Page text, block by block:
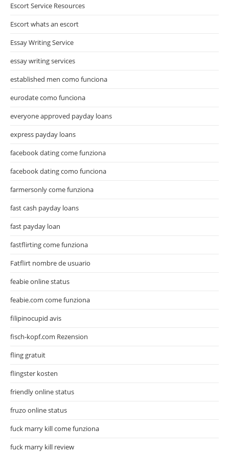
Escort Service Resources
Escort whats an escort
Essay Writing Service
essay writing services
established men como funciona
eurodate como funciona
everyone approved payday loans
express payday loans
facebook dating come funziona
facebook dating como funciona
farmersonly come funziona
fast cash payday loans
fast payday loan
fastflirting come funziona
Fatflirt nombre de usuario
feabie online status
feabie.com come funziona
filipinocupid avis
fisch-kopf.com Rezension
fling gratuit
flingster kosten
friendly online status
fruzo online status
fuck marry kill come funziona
fuck marry kill review